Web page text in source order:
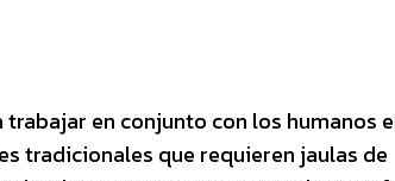
en conjunto con los humanos
tradicionales que requieren jaulas de